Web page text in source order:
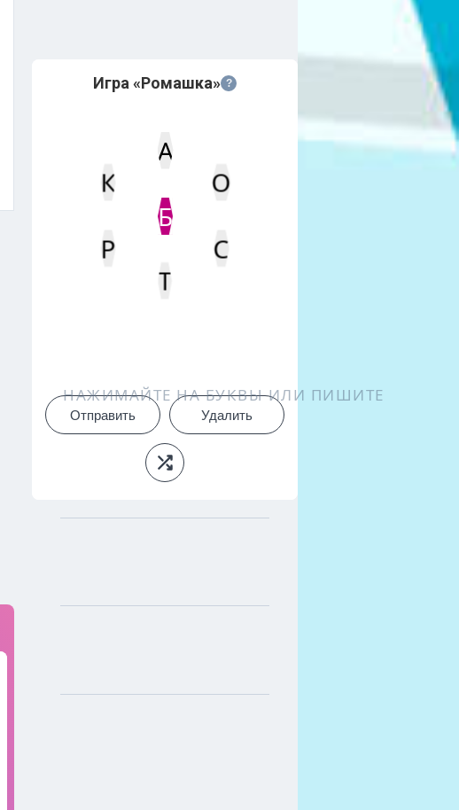
Игра «Ромашка» ?
Мин. кол-во очков
Б
А
К
О
Р
С
Т
НАЖИМАЙТЕ НА БУКВЫ ИЛИ ПИШИТЕ
Отправить Удалить